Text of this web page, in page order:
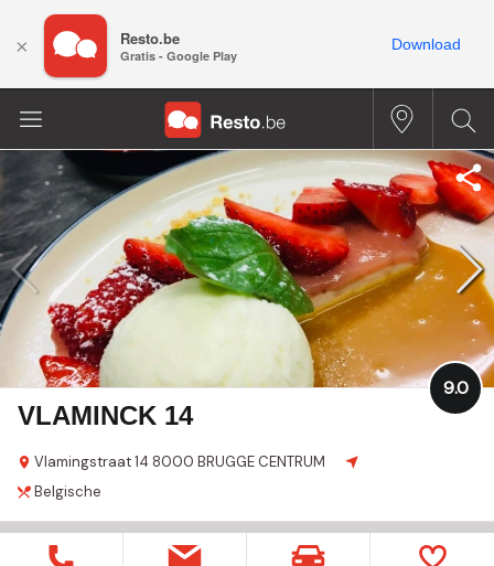
VLAMINCK 14
Vlamingstraat 14 8000 BRUGGE CENTRUM
9.0
Belgische
× Resto.be
Gratis - Google Play
Download